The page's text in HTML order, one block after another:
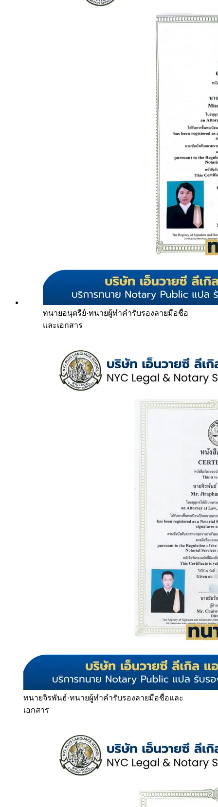
ทนายอนุตรีย์·ทนายผู้ทำคำรับรองลายมือชื่อ
และเอกสาร
ทนายจิรพันธ์·ทนายผู้ทำคำรับรองลายมือชื่อและ
เอกสาร